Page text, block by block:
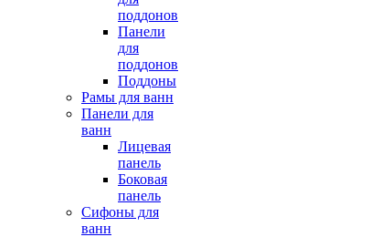
поддонов
Панели
для
поддонов
Поддоны
Рамы для ванн
Панели для
ванн
Лицевая
панель
Боковая
панель
Сифоны для
ванн